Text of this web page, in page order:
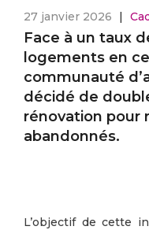
27 janvier 2026 |
Face à un taux
logements en
communauté
décidé de
rénovation pour
abandonnés.
L’objectif de cette